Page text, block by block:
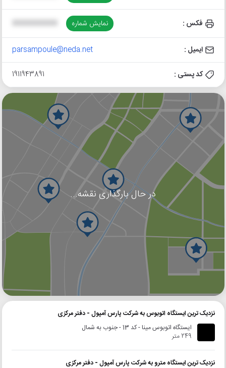
فکس : نمایش شماره
ایمیل : parsampoule@neda.net
کد پستی : 1911943891
در حال بارگذاری نقشه...
گوگل
نزدیک ترین ایستگاه اتوبوس به شرکت پارس آمپول - دفتر مرکزی
ایستگاه اتوبوس مینا - کد 13 - جنوب به شمال
249 متر
نزدیک ترین ایستگاه مترو به شرکت پارس آمپول - دفتر مرکزی